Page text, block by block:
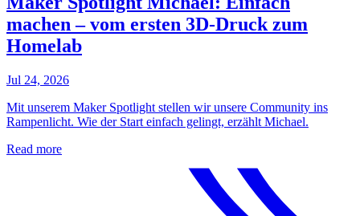
machen – vom ersten 3D-Druck zum
Homelab
Jul 24, 2026
Mit unserem Maker Spotlight stellen wir unsere Community ins
Rampenlicht. Wie der Start einfach gelingt, erzählt Michael.
Read more